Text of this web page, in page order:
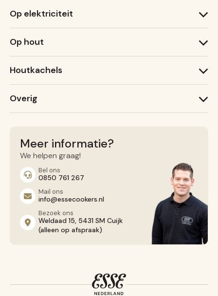
Op elektriciteit
1000 X
Op hout
Ironheart
Houtkachels
ESSE 775 B
Overig
Contact opnemen
Algemene voorwaarden
Privacy Beleid
Meer informatie?
We helpen graag!
Bel ons
0850 761 267
Mail ons
info@essecookers.nl
Bezoek ons
Weldaad 15, 5431 SM Cuijk
(alleen op afspraak)